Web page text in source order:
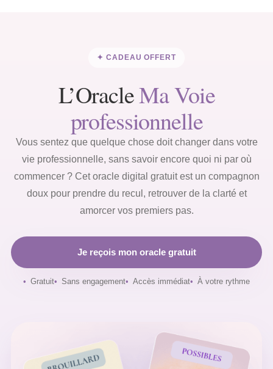
✦ CADEAU OFFERT
L’OracleMa Voie
professionnelle
Vous sentez que quelque chose doit changer dans votre
vie professionnelle, sans savoir encore quoi ni par où
commencer ?Cet oracle digital gratuit est un compagnon
doux pour prendre du recul, retrouver de la clarté et
amorcer vos premiers pas.
Je reçois mon oracle gratuit
Gratuit Sans engagement Accès immédiat À votre rythme